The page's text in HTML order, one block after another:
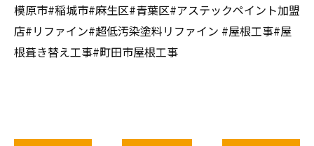
模原市#稲城市#麻生区#青葉区#アステックペイント加盟
店#リファイン#超低汚染塗料リファイン #屋根工事#屋
根葺き替え工事#町田市屋根工事